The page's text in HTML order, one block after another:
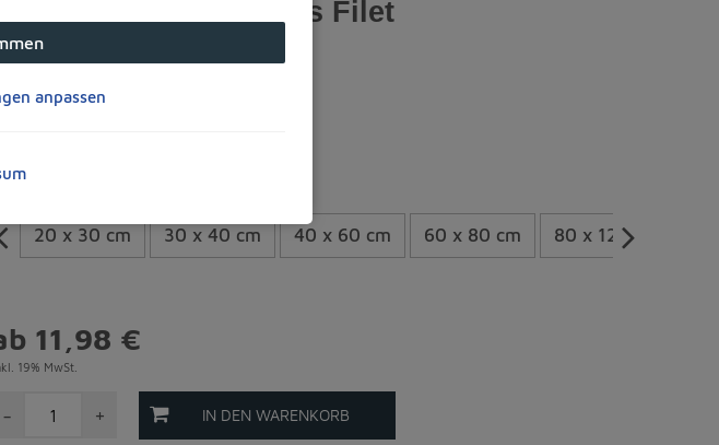
Lendenbraten - saftiges Filet
Nr.:
20 x 30 cm 30 x 40 cm 40 x 60 cm 60 x 80 cm 80 x 120 cm
11,98 €
19% MwSt.
- + IN DEN WARENKORB